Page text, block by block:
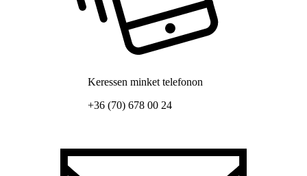
Keressen minket telefonon
+36 (70) 678 00 24